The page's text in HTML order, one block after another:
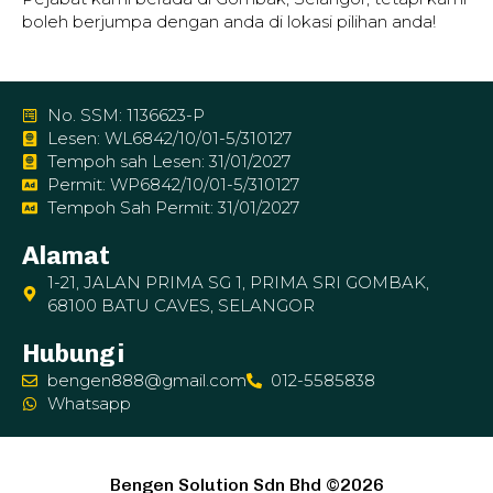
boleh berjumpa dengan anda di lokasi pilihan anda!
No. SSM: 1136623-P
Lesen: WL6842/10/01-5/310127
Tempoh sah Lesen: 31/01/2027
Permit: WP6842/10/01-5/310127
Tempoh Sah Permit: 31/01/2027
Alamat
1-21, JALAN PRIMA SG 1, PRIMA SRI GOMBAK,
68100 BATU CAVES, SELANGOR
Hubungi
bengen888@gmail.com
012-5585838
Whatsapp
Bengen Solution Sdn Bhd ©2026